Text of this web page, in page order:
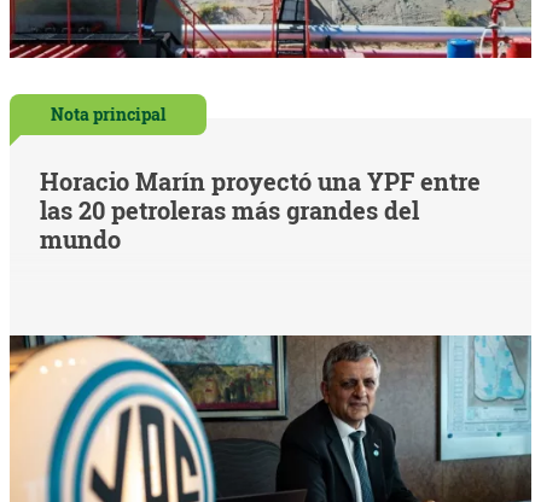
Nota principal
Horacio Marín proyectó una YPF entre
las 20 petroleras más grandes del
mundo